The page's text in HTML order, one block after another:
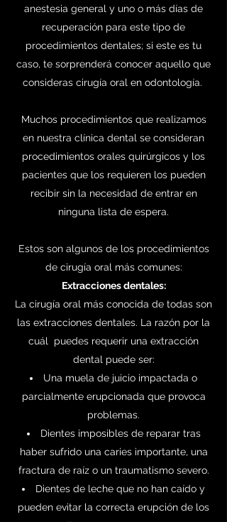
anestesia general y uno o más días de
recuperación para este tipo de
procedimientos dentales; si este es tu
caso, te sorprenderá conocer aquello que
consideras cirugía oral en odontología.
Muchos procedimientos que realizamos
en nuestra clínica dental se consideran
procedimientos orales quirúrgicos y los
pacientes que los requieren los pueden
recibir sin la necesidad de entrar en
ninguna lista de espera.
Estos son algunos de los procedimientos
de cirugía oral más comunes:
Extracciones dentales:
La cirugía oral más conocida de todas son
las extracciones dentales. La razón por la
cuál puedes requerir una extracción
dental puede ser:
Una muela de juicio impactada o
parcialmente erupcionada que provoca
problemas.
Dientes imposibles de reparar tras
haber sufrido una caries importante, una
fractura de raíz o un traumatismo severo.
Dientes de leche que no han caído y
pueden evitar la correcta erupción de los